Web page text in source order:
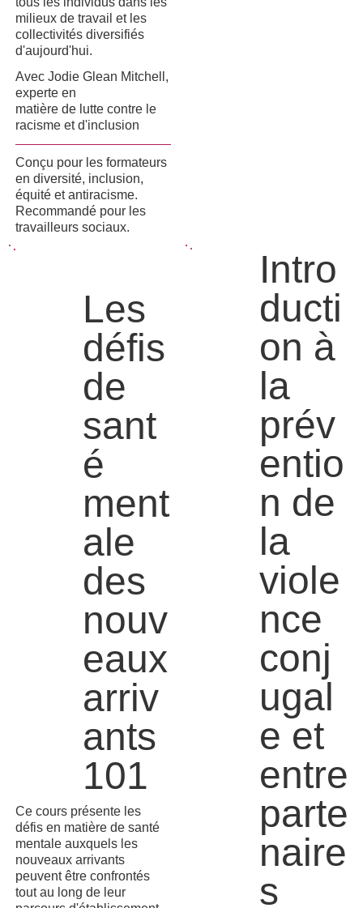
milieux de travail et les
collectivités diversifiés
d'aujourd'hui.
Avec Jodie Glean Mitchell,
experte en
matière de lutte contre le
racisme et d'inclusion
Conçu pour les formateurs
en diversité, inclusion,
équité et antiracisme.
Recommandé pour les
travailleurs sociaux.
Les
défis
de
sant
é
ment
ale
des
nouv
eaux
arriv
ants
101
Ce cours présente les
défis en matière de santé
mentale auxquels les
nouveaux arrivants
peuvent être confrontés
tout au long de leur
Intro
ducti
on à
la
prév
entio
n de
la
viole
nce
conj
ugal
e et
entre
parte
naire
s